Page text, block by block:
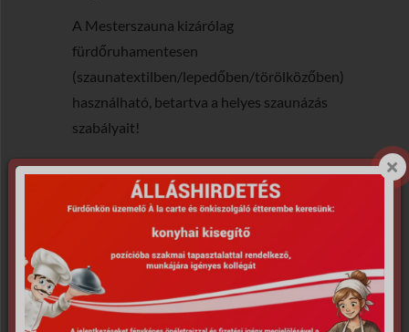
A Mesterszauna kizárólag
fürdőruhamentesen
(szaunatextilben/lepedőben/törölközőben)
használható, betartva a helyes szaunázás
szabályait!
Vendég szaunamesterünk: Zoltán Szabó
A fürdő masszőreinek közreműködésével
lehetőség lesz 30 perces masszázsra is
2800Ft/fő bevezető áron a szaunaest
résztvevői számára.